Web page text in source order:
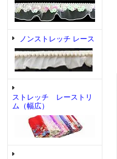
ノンストレッチ レース
ストレッチ レーストリ
ム（幅広）